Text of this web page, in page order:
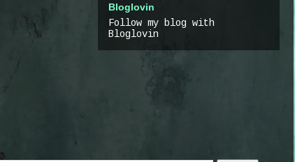
Bloglovin
Follow my blog with
Bloglovin